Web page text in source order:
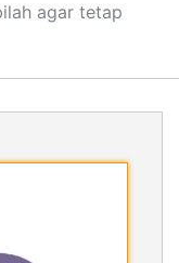
agar tetap